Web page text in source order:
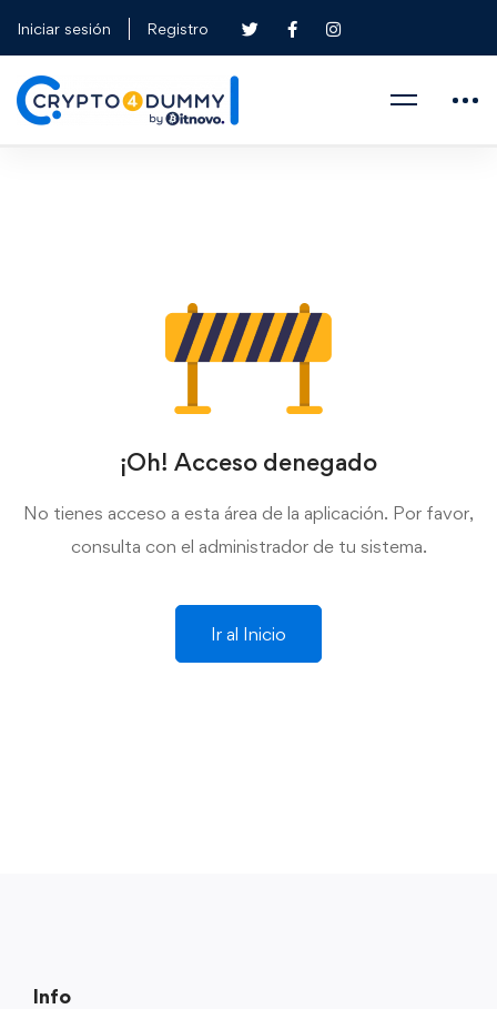
Iniciar sesión Registro
¡Oh! Acceso denegado
No tienes acceso a esta área de la aplicación. Por favor,
consulta con el administrador de tu sistema.
Ir al Inicio
Info